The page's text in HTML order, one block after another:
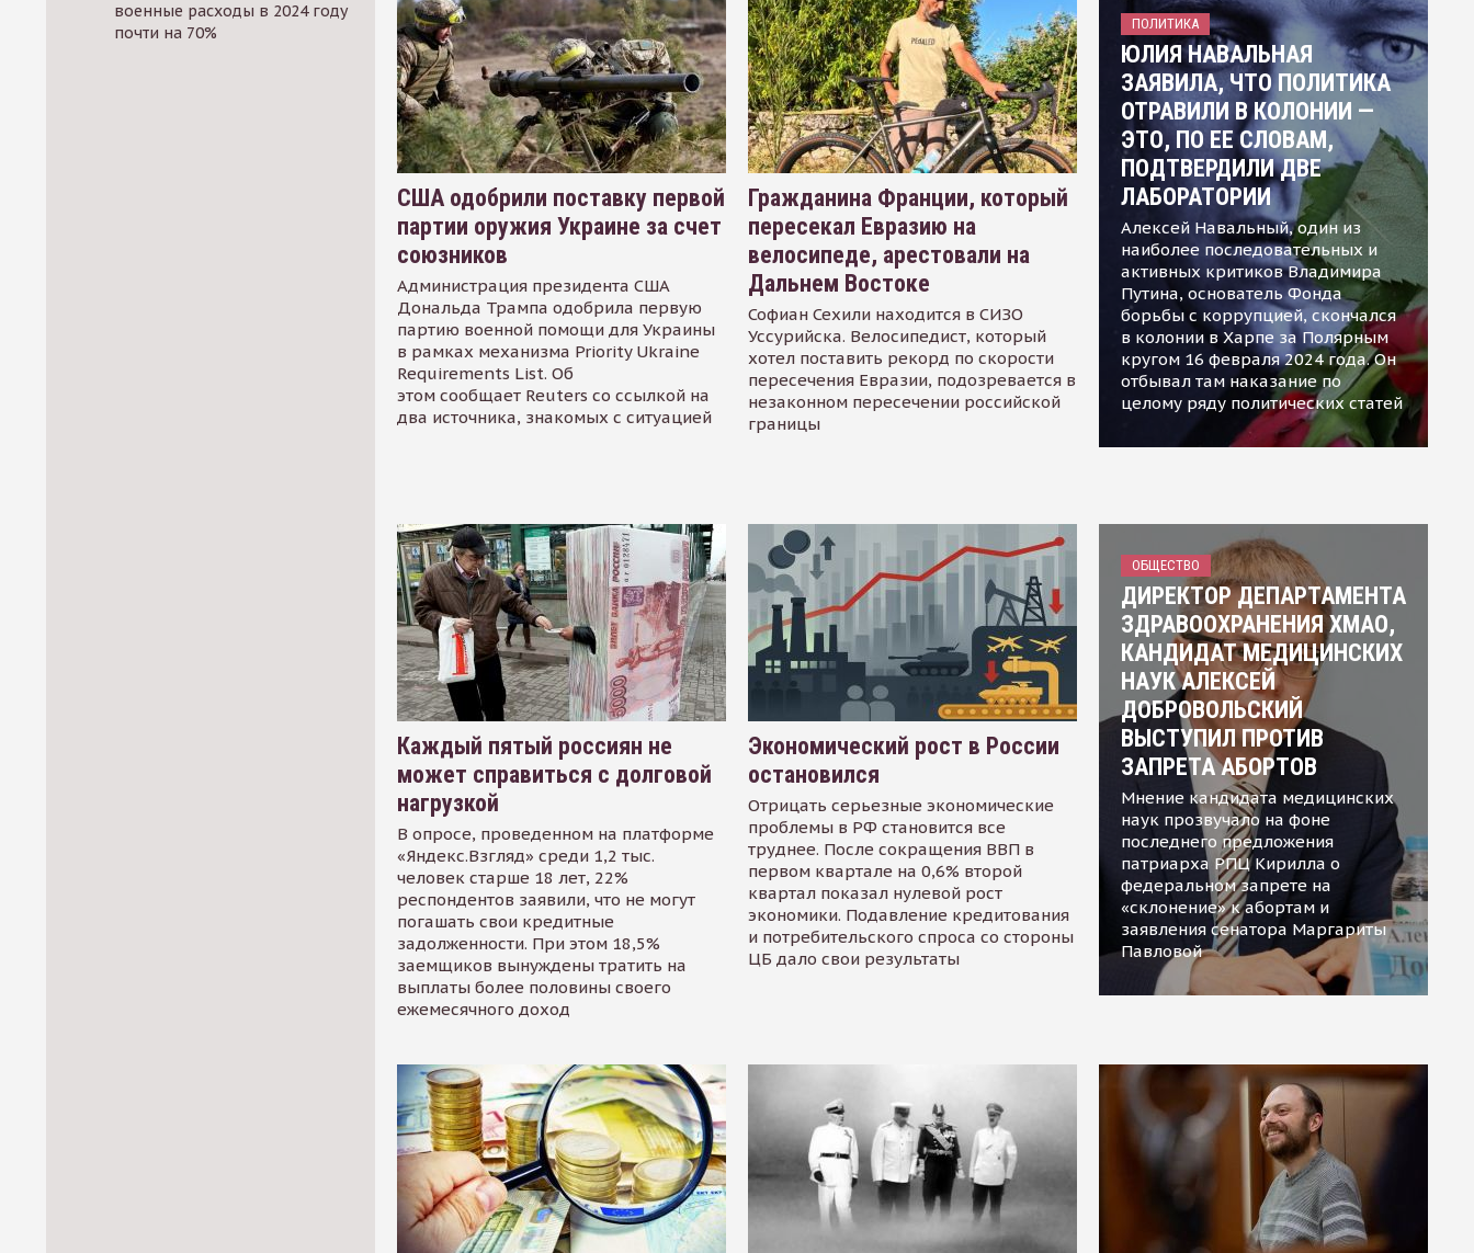
военные расходы в 2024 году
почти на 70%
США одобрили поставку первой
партии оружия Украине за счет
союзников
Администрация президента США
Дональда Трампа одобрила первую
партию военной помощи для Украины
в рамках механизма Priority Ukraine
Requirements List. Об
этом сообщает Reuters со ссылкой на
два источника, знакомых с ситуацией
Гражданина Франции, который
пересекал Евразию на
велосипеде, арестовали на
Дальнем Востоке
Софиан Сехили находится в СИЗО
Уссурийска. Велосипедист, который
хотел поставить рекорд по скорости
пересечения Евразии, подозревается в
незаконном пересечении российской
границы
ПОЛИТИКА
ЮЛИЯ НАВАЛЬНАЯ
ЗАЯВИЛА, ЧТО ПОЛИТИКА
ОТРАВИЛИ В КОЛОНИИ —
ЭТО, ПО ЕЕ СЛОВАМ,
ПОДТВЕРДИЛИ ДВЕ
ЛАБОРАТОРИИ
Алексей Навальный, один из
наиболее последовательных и
активных критиков Владимира
Путина, основатель Фонда
борьбы с коррупцией, скончался
в колонии в Харпе за Полярным
кругом 16 февраля 2024 года. Он
отбывал там наказание по
целому ряду политических статей
Каждый пятый россиян не
может справиться с долговой
нагрузкой
В опросе, проведенном на платформе
«Яндекс.Взгляд» среди 1,2 тыс.
человек старше 18 лет, 22%
респондентов заявили, что не могут
погашать свои кредитные
задолженности. При этом 18,5%
заемщиков вынуждены тратить на
выплаты более половины своего
ежемесячного доход
Экономический рост в России
остановился
Отрицать серьезные экономические
проблемы в РФ становится все
труднее. После сокращения ВВП в
первом квартале на 0,6% второй
квартал показал нулевой рост
экономики. Подавление кредитования
и потребительского спроса со стороны
ЦБ дало свои результаты
ОБЩЕСТВО
ДИРЕКТОР ДЕПАРТАМЕНТА
ЗДРАВООХРАНЕНИЯ ХМАО,
КАНДИДАТ МЕДИЦИНСКИХ
НАУК АЛЕКСЕЙ
ДОБРОВОЛЬСКИЙ
ВЫСТУПИЛ ПРОТИВ
ЗАПРЕТА АБОРТОВ
Мнение кандидата медицинских
наук прозвучало на фоне
последнего предложения
патриарха РПЦ Кирилла о
федеральном запрете на
«склонение» к абортам и
заявления сенатора Маргариты
Павловой